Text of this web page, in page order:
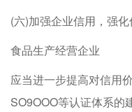
(六)加强企业信用，强
食品生产经营企业
应当进一步提高对信用
SO9OOO等认证体系的